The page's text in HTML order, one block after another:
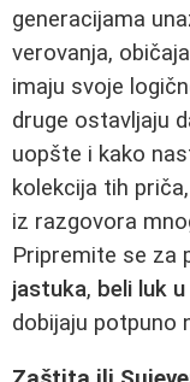
generacijama
verovanja,
imaju svoje
druge ostavljaju
uopšte i kako
kolekcija tih
iz razgovora
Pripremite se za
jastuka, beli luk
dobijaju potpuno